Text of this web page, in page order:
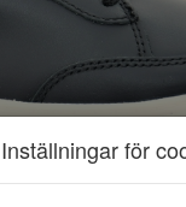
Inställningar för